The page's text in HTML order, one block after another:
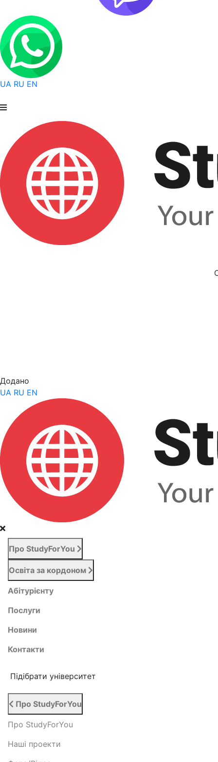
UA RU EN
Додано
UA RU EN
Про StudyForYou
Освіта за кордоном
Абітурієнту
Послуги
Новини
Контакти
Підібрати університет
Про StudyForYou
Про StudyForYou
Наші проекти